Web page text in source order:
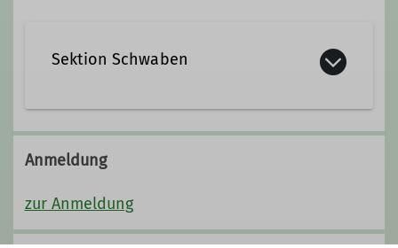
Sektion Schwaben
Anmeldung
zur Anmeldung